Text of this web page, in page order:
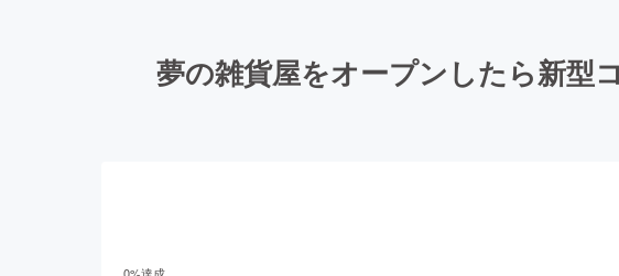
夢の雑貨屋をオープンしたら新型